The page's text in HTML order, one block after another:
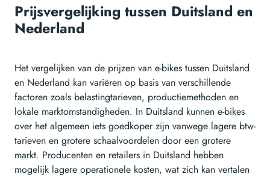
Prijsvergelijking tussen Duitsland en
Nederland
Het vergelijken van de prijzen van e-bikes tussen Duitsland
en Nederland kan variëren op basis van verschillende
factoren zoals belastingtarieven, productiemethoden en
lokale marktomstandigheden. In Duitsland kunnen e-bikes
over het algemeen iets goedkoper zijn vanwege lagere btw-
tarieven en grotere schaalvoordelen door een grotere
markt. Producenten en retailers in Duitsland hebben
mogelijk lagere operationele kosten, wat zich kan vertalen